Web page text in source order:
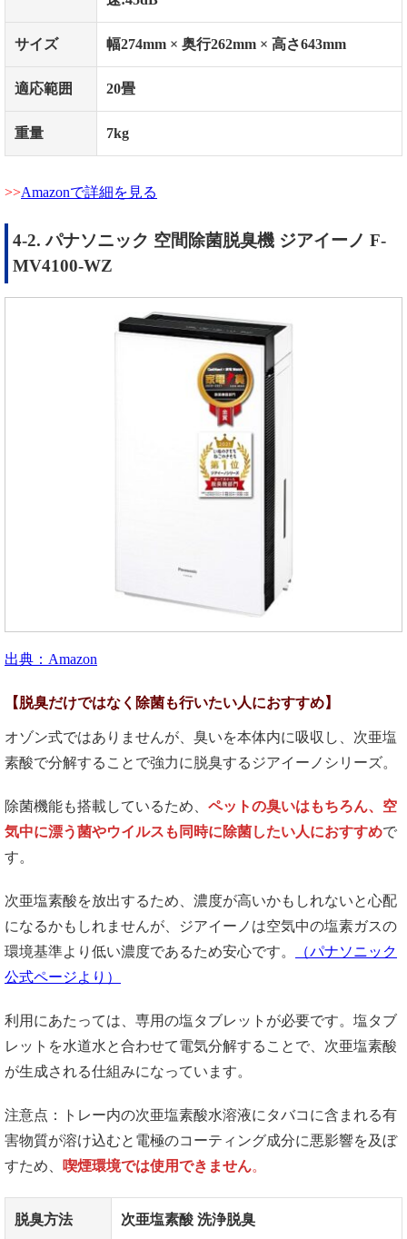
サイズ 幅274mm × 奥行262mm × 高さ643mm
適応範囲 20畳
重量 7kg
Amazonで詳細を見る
4-2. パナソニック 空間除菌脱臭機 ジアイーノ F-
MV4100-WZ
出典：Amazon
【脱臭だけではなく除菌も行いたい人におすすめ】
オゾン式ではありませんが、臭いを本体内に吸収し、次亜塩
素酸で分解することで強力に脱臭するジアイーノシリーズ。
除菌機能も搭載しているため、 ペットの臭いはもちろん、空
気中に漂う菌やウイルスも同時に除菌したい人におすすめで
す。
次亜塩素酸を放出するため、濃度が高いかもしれないと心配
になるかもしれませんが、ジアイーノは空気中の塩素ガスの
環境基準より低い濃度であるため安心です。
（パナソニック
公式ページより）
利用にあたっては、専用の塩タブレットが必要です。塩タブ
レットを水道水と合わせて電気分解することで、次亜塩素酸
が生成される仕組みになっています。
注意点：トレー内の次亜塩素酸水溶液にタバコに含まれる有
害物質が溶け込むと電極のコーティング成分に悪影響を及ぼ
すため、 喫煙環境では使用できません。
脱臭方法 次亜塩素酸 洗浄脱臭